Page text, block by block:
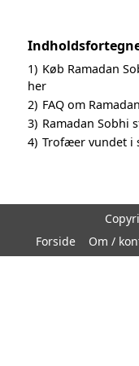
1) Køb Ramadan
her
2) FAQ om
3) Ramadan Sobhi
4) Trofæer vundet i
Forside
Om /